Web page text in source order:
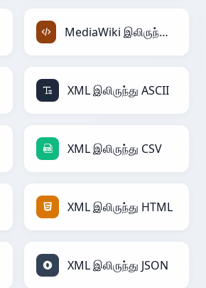
MediaWiki இலிருந்து XML
XML இலிருந்து ASCII
XML இலிருந்து CSV
XML இலிருந்து HTML
XML இலிருந்து JSON